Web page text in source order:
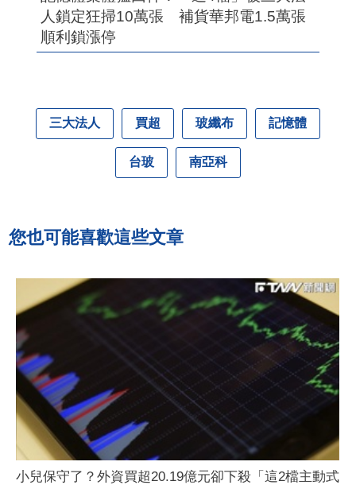
人鎖定狂掃10萬張 補貨華邦電1.5萬張
順利鎖漲停
三大法人 買超 玻纖布 記憶體
台玻 南亞科
您也可能喜歡這些文章
小兒保守了？外資買超20.19億元卻下殺「這2檔主動式